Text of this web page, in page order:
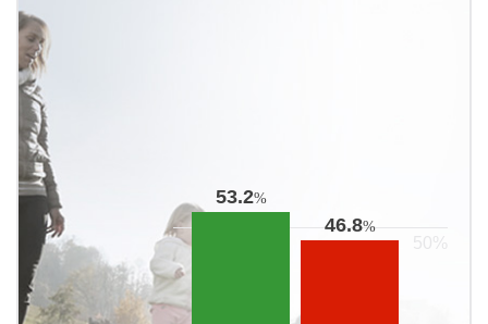
53.2%
46.8%